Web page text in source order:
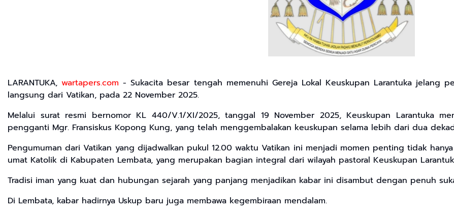
LARANTUKA,wartapers.com - Sukacita besar tengah memenuhi Gereja Lokal Keuskupan Larantuka jelang
langsung dari Vatikan, pada 22 November 2025.
Melalui surat resmi bernomor KL 440/V.1/XI/2025, tanggal 19 November 2025, Keuskupan Larantuka
pengganti Mgr. Fransiskus Kopong Kung, yang telah menggembalakan keuskupan selama lebih dari dua
Pengumuman dari Vatikan yang dijadwalkan pukul 12.00 waktu Vatikan ini menjadi momen penting tidak
umat Katolik di Kabupaten Lembata, yang merupakan bagian integral dari wilayah pastoral Keuskupan
Tradisi iman yang kuat dan hubungan sejarah yang panjang menjadikan kabar ini disambut dengan penuh
Di Lembata, kabar hadirnya Uskup baru juga membawa kegembiraan mendalam.